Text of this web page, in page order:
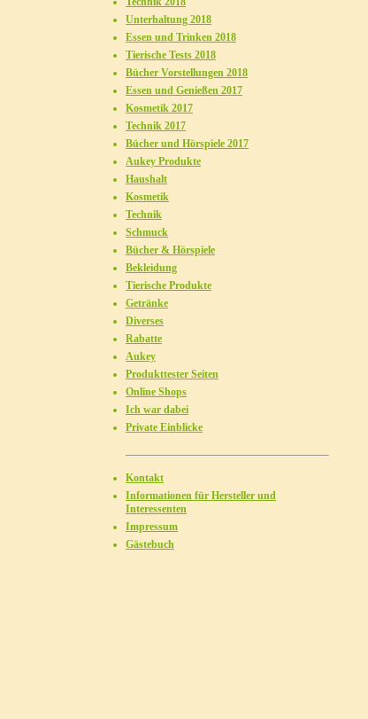
Unterhaltung 2018
Essen und Trinken 2018
Tierische Tests 2018
Bücher Vorstellungen 2018
Essen und Genießen 2017
Kosmetik 2017
Technik 2017
Bücher und Hörspiele 2017
Aukey Produkte
Haushalt
Kosmetik
Technik
Schmuck
Bücher & Hörspiele
Bekleidung
Tierische Produkte
Getränke
Diverses
Rabatte
Aukey
Produkttester Seiten
Online Shops
Ich war dabei
Private Einblicke
Kontakt
Informationen für Hersteller und
Interessenten
Impressum
Gästebuch